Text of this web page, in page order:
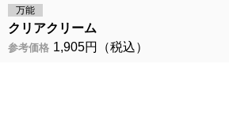
万能
クリアクリーム
参考価格 1,905円（税込）